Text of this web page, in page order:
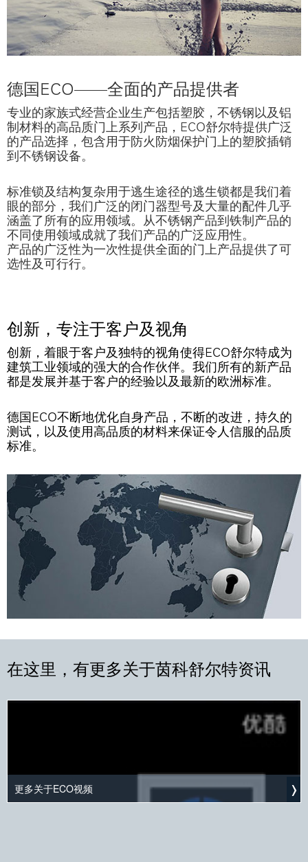
德国ECO——全面的产品提供者
专业的家族式经营企业生产包括塑胶，不锈钢以及铝
制材料的高品质门上系列产品，ECO舒尔特提供广泛
的产品选择，包含用于防火防烟保护门上的塑胶插销
到不锈钢设备。
标准锁及结构复杂用于逃生途径的逃生锁都是我们着
眼的部分，我们广泛的闭门器型号及大量的配件几乎
涵盖了所有的应用领域。从不锈钢产品到铁制产品的
不同使用领域成就了我们产品的广泛应用性。
产品的广泛性为一次性提供全面的门上产品提供了可
选性及可行行。
创新，专注于客户及视角
创新，着眼于客户及独特的视角使得ECO舒尔特成为
建筑工业领域的强大的合作伙伴。我们所有的新产品
都是发展并基于客户的经验以及最新的欧洲标准。
德国ECO不断地优化自身产品，不断的改进，持久的
测试，以及使用高品质的材料来保证令人信服的品质
标准。
在这里，有更多关于茵科舒尔特资讯
更多关于ECO视频